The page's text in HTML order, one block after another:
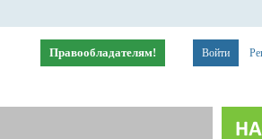
Войти
Правообладателям!